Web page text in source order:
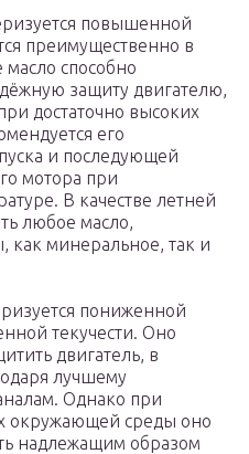
повышенной
преимущественно в
способно
защиту двигателю,
достаточно высоких
его
и последующей
мотора при
В качестве летней
любое масло,
как минеральное, так и
пониженной
текучести. Оно
двигатель, в
лучшему
Однако при
окружающей среды оно
надлежащим образом